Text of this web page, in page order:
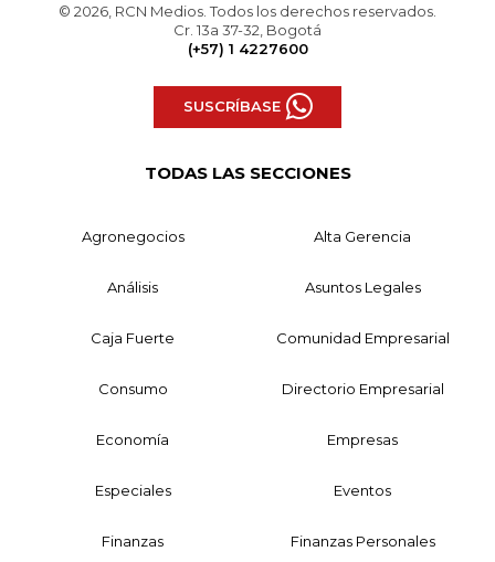
© 2026, RCN Medios. Todos los derechos reservados.
Cr. 13a 37-32, Bogotá
(+57) 1 4227600
SUSCRÍBASE
TODAS LAS SECCIONES
Agronegocios Alta Gerencia
Análisis Asuntos Legales
Caja Fuerte Comunidad Empresarial
Consumo Directorio Empresarial
Economía Empresas
Especiales Eventos
Finanzas Finanzas Personales